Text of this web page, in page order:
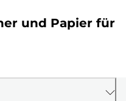
und Papier für